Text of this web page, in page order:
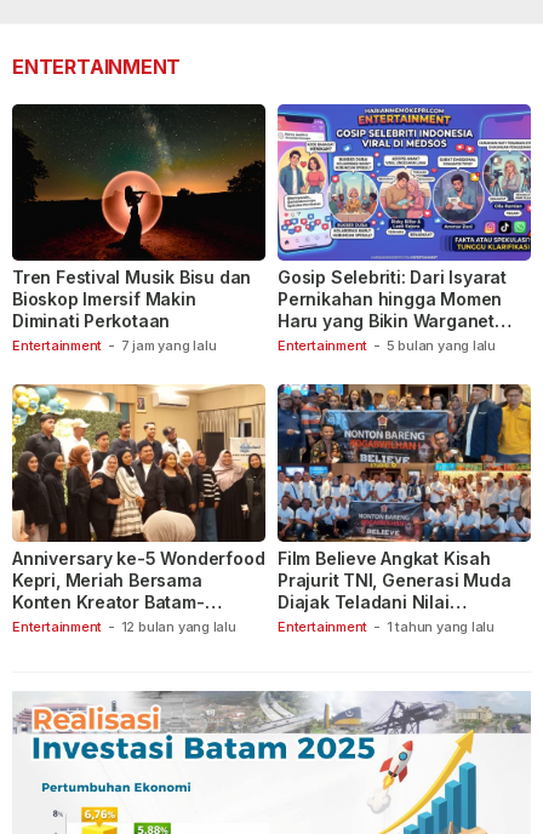
ENTERTAINMENT
Entertainment - 7 jam yang lalu
Tren Festival Musik Bisu dan
Bioskop Imersif Makin
Diminati Perkotaan
Entertainment - 5 bulan yang lalu
Gosip Selebriti: Dari Isyarat
Pernikahan hingga Momen
Haru yang Bikin Warganet
Berspekulasi
Entertainment - 12 bulan yang lalu
Anniversary ke-5 Wonderfood
Kepri, Meriah Bersama
Konten Kreator Batam-
Tanjungpinang
Entertainment - 1 tahun yang lalu
Film Believe Angkat Kisah
Prajurit TNI, Generasi Muda
Diajak Teladani Nilai
Keberanian